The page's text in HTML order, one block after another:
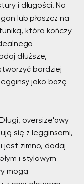
i długości. Na
lub płaszcz na
która kończy
dłuższe,
bardziej
jako bazę
Długi, oversize'owy
się z legginsami,
jest zimno, dodaj
i stylowym
mogą